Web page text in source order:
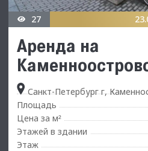
27
Аренда на
Санкт-Петербург г,
Площадь
Цена за м²
Этажей в здании
Этаж